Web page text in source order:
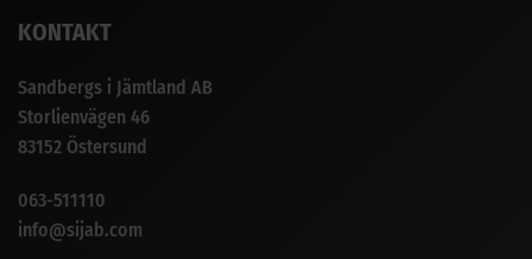
KONTAKT
Sandbergs i Jämtland AB
Storlienvägen 46
83152 Östersund
063-511110
info@sijab.com